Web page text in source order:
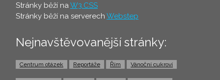
Stránky běží naW3.CSS
Stránky běží na serverech Webstep
Nejnavštěvovanější stránky:
Centrum otázek Reportáže Řím Vánoční cukroví